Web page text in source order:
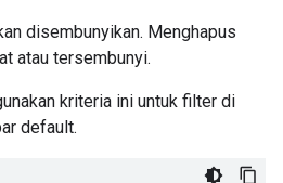
disembunyikan. Menghapus
atau tersembunyi.
kriteria ini untuk filter di
default.